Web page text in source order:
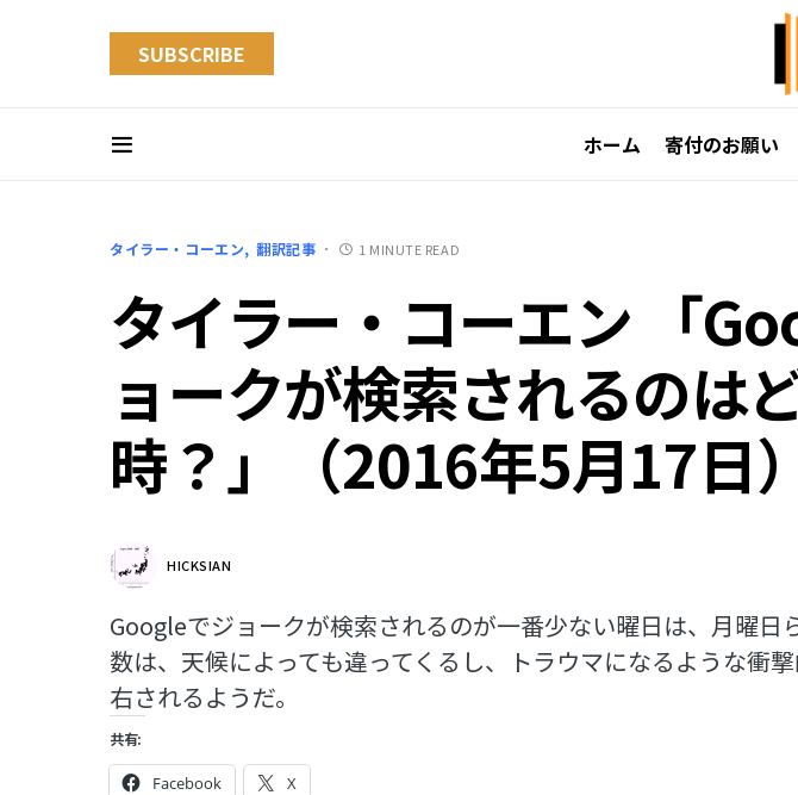
SUBSCRIBE
ホーム 寄付のお願い
タイラー・コーエン 翻訳記事 1 MINUTE READ
タイラー・コーエン 「
ョークが検索されるのは
時？」（2016年5月17日）
HICKSIAN
Googleでジョークが検索されるのが一番少ない曜日は、月曜日
数は、天候によっても違ってくるし、トラウマになるような衝
右されるようだ。
共有:
Facebook X